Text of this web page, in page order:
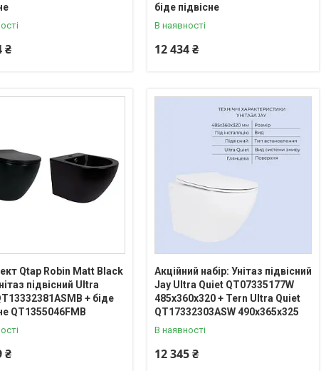
₴
біде підвісне
В наявності
12 434 ₴
Qtap Robin Matt Black
підвісний Ultra
+ біде
QT1355046FMB
₴
Акційний набір: Унітаз підвісний
Jay Ultra Quiet QT07335177W
485х360х320 + Tern Ultra Quiet
QT17332303ASW 490x365x325
В наявності
12 345 ₴